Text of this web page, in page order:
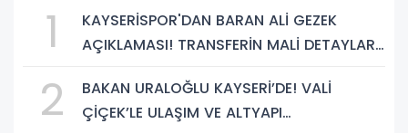
1
KAYSERİSPOR'DAN BARAN ALİ GEZEK
AÇIKLAMASI! TRANSFERİN MALİ DETAYLARI
2
BAKAN URALOĞLU KAYSERİ’DE! VALİ
ÇİÇEK’LE ULAŞIM VE ALTYAPI